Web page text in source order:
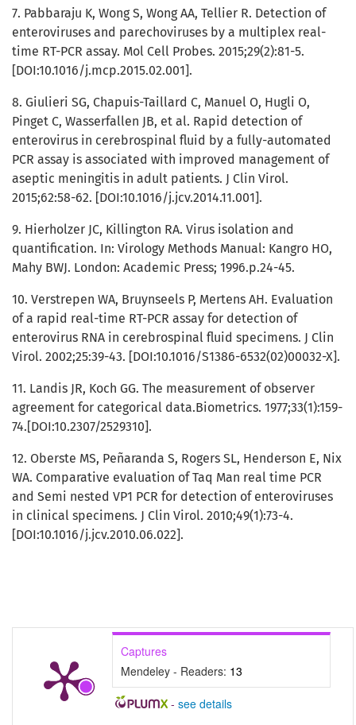
Captures
Mendeley - Readers: 13
- see details
7. Pabbaraju K, Wong S, Wong AA, Tellier R. Detection of
enteroviruses and parechoviruses by a multiplex real-
time RT-PCR assay. Mol Cell Probes. 2015;29(2):81-5.
[DOI:10.1016/j.mcp.2015.02.001].
8. Giulieri SG, Chapuis-Taillard C, Manuel O, Hugli O,
Pinget C, Wasserfallen JB, et al. Rapid detection of
enterovirus in cerebrospinal fluid by a fully-automated
PCR assay is associated with improved management of
aseptic meningitis in adult patients. J Clin Virol.
2015;62:58-62. [DOI:10.1016/j.jcv.2014.11.001].
9. Hierholzer JC, Killington RA. Virus isolation and
quantification. In: Virology Methods Manual: Kangro HO,
Mahy BWJ. London: Academic Press; 1996.p.24-45.
10. Verstrepen WA, Bruynseels P, Mertens AH. Evaluation
of a rapid real-time RT-PCR assay for detection of
enterovirus RNA in cerebrospinal fluid specimens. J Clin
Virol. 2002;25:39-43. [DOI:10.1016/S1386-6532(02)00032-X].
11. Landis JR, Koch GG. The measurement of observer
agreement for categorical data.Biometrics. 1977;33(1):159-
74.[DOI:10.2307/2529310].
12. Oberste MS, Peñaranda S, Rogers SL, Henderson E, Nix
WA. Comparative evaluation of Taq Man real time PCR
and Semi nested VP1 PCR for detection of enteroviruses
in clinical specimens. J Clin Virol. 2010;49(1):73-4.
[DOI:10.1016/j.jcv.2010.06.022].